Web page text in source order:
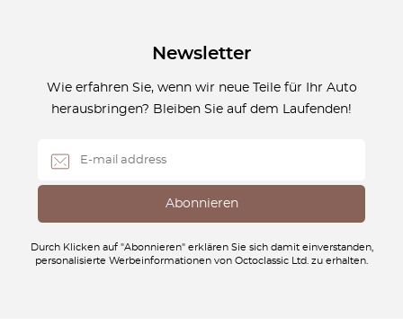
Newsletter
Wie erfahren Sie, wenn wir neue Teile für Ihr Auto
herausbringen? Bleiben Sie auf dem Laufenden!
Durch Klicken auf "Abonnieren" erklären Sie sich damit einverstanden,
personalisierte Werbeinformationen von Octoclassic Ltd. zu erhalten.